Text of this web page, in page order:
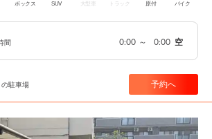
ボックス SUV 大型車 トラック 原付 バイク
間 0:00 ～ 0:00 空
駐車場 予約へ